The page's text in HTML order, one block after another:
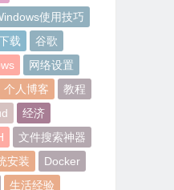
使用技巧
载
谷歌
网络设置
个人博客
教程
经济
文件搜索神器
安装
Docker
生活经验